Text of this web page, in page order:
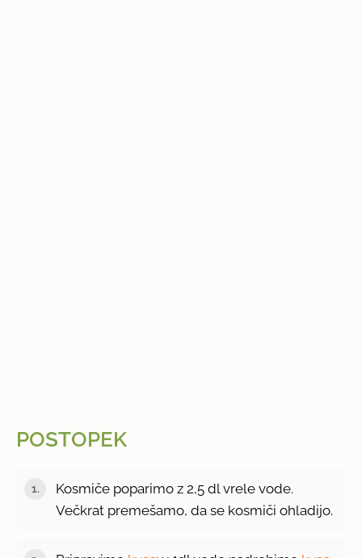
POSTOPEK
Kosmiče poparimo z 2,5 dl vrele vode.
Večkrat premešamo, da se kosmiči ohladijo.